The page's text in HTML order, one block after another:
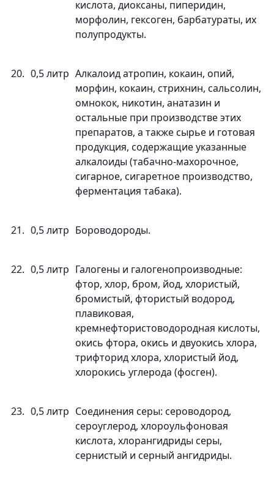
кислота, диоксаны, пиперидин,
морфолин, гексоген, барбатураты, их
полупродукты.
20. 0,5 литр Алкалоид атропин, кокаин, опий,
морфин, кокаин, стрихнин, сальсолин,
омнокок, никотин, анатазин и
остальные при производстве этих
препаратов, а также сырье и готовая
продукция, содержащие указанные
алкалоиды (табачно-махорочное,
сигарное, сигаретное производство,
ферментация табака).
21. 0,5 литр Бороводороды.
22. 0,5 литр Галогены и галогенопроизводные:
фтор, хлор, бром, йод, хлористый,
бромистый, фтористый водород,
плавиковая,
кремнефтористоводородная кислоты,
окись фтора, окись и двуокись хлора,
трифторид хлора, хлористый йод,
хлорокись углерода (фосген).
23. 0,5 литр Соединения серы: сероводород,
сероуглерод, хлороульфоновая
кислота, хлорангидриды серы,
сернистый и серный ангидриды.